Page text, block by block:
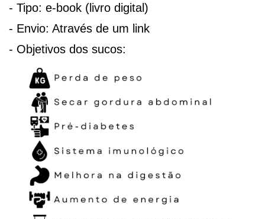
- Tipo: e-book (livro digital)
- Envio: Através de um link
- Objetivos dos sucos: